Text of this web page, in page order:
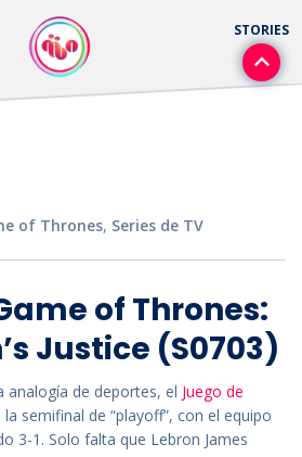
of Thrones, Series de TV
of Thrones:
Justice (S0703)
analogía de deportes, el Juego de
semifinal de “playoff”, con el equipo
3-1. Solo falta que Lebron James